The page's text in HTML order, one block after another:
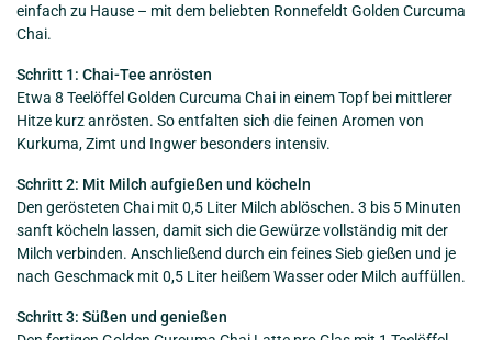
einfach zu Hause – mit dem beliebten Ronnefeldt Golden Curcuma
Chai.
Schritt 1: Chai-Tee anrösten
Etwa 8 Teelöffel Golden Curcuma Chai in einem Topf bei mittlerer
Hitze kurz anrösten. So entfalten sich die feinen Aromen von
Kurkuma, Zimt und Ingwer besonders intensiv.
Schritt 2: Mit Milch aufgießen und köcheln
Den gerösteten Chai mit 0,5 Liter Milch ablöschen. 3 bis 5 Minuten
sanft köcheln lassen, damit sich die Gewürze vollständig mit der
Milch verbinden. Anschließend durch ein feines Sieb gießen und je
nach Geschmack mit 0,5 Liter heißem Wasser oder Milch auffüllen.
Schritt 3: Süßen und genießen